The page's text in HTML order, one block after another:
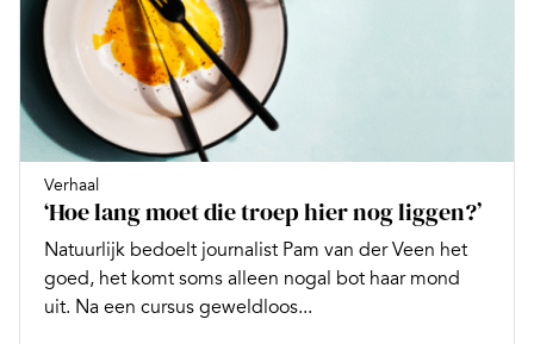
Verhaal
‘Hoe lang moet die troep hier nog liggen?’
Natuurlijk bedoelt journalist Pam van der Veen het
goed, het komt soms alleen nogal bot haar mond
uit. Na een cursus geweldloos...